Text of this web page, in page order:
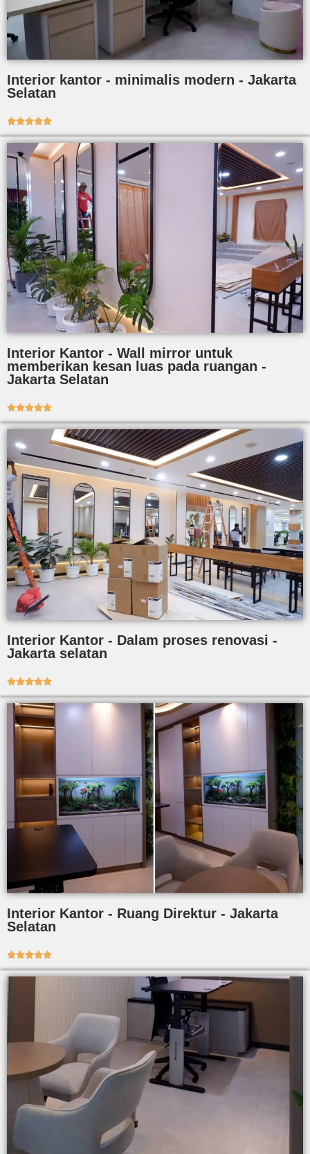
Interior kantor - minimalis modern - Jakarta
Selatan

Interior Kantor - Wall mirror untuk
memberikan kesan luas pada ruangan -
Jakarta Selatan

Interior Kantor - Dalam proses renovasi -
Jakarta selatan

Interior Kantor - Ruang Direktur - Jakarta
Selatan
